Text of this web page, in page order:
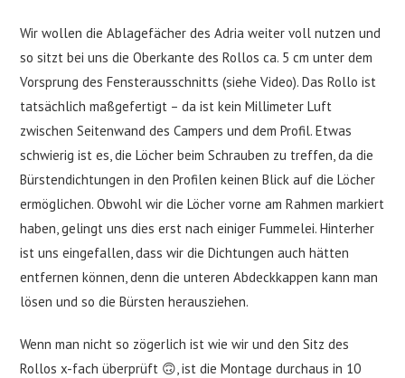
Wir wollen die Ablagefächer des Adria weiter voll nutzen und
so sitzt bei uns die Oberkante des Rollos ca. 5 cm unter dem
Vorsprung des Fensterausschnitts (siehe Video). Das Rollo ist
tatsächlich maßgefertigt – da ist kein Millimeter Luft
zwischen Seitenwand des Campers und dem Profil. Etwas
schwierig ist es, die Löcher beim Schrauben zu treffen, da die
Bürstendichtungen in den Profilen keinen Blick auf die Löcher
ermöglichen. Obwohl wir die Löcher vorne am Rahmen markiert
haben, gelingt uns dies erst nach einiger Fummelei. Hinterher
ist uns eingefallen, dass wir die Dichtungen auch hätten
entfernen können, denn die unteren Abdeckkappen kann man
lösen und so die Bürsten herausziehen.
Wenn man nicht so zögerlich ist wie wir und den Sitz des
Rollos x-fach überprüft 🙃, ist die Montage durchaus in 10